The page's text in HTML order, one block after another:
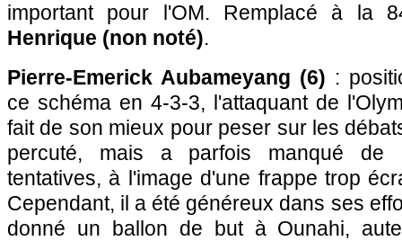
important pour l'OM. Remplacé à la
Henrique (non noté).
Pierre-Emerick Aubameyang (6) :
ce schéma en 4-3-3, l'attaquant de
fait de son mieux pour peser sur les
percuté, mais a parfois manqué de
tentatives, à l'image d'une frappe trop
Cependant, il a été généreux dans ses
donné un ballon de but à Ounahi,